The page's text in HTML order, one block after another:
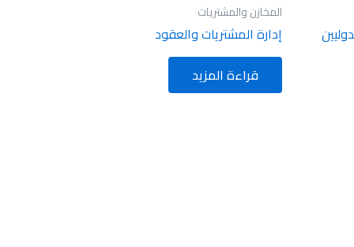
المخازن والمشتريات
إدارة المشتريات والعقود
قراءة المزيد